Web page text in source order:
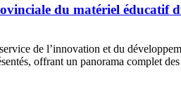
du matériel éducatif
de l’innovation et du
offrant un panorama complet